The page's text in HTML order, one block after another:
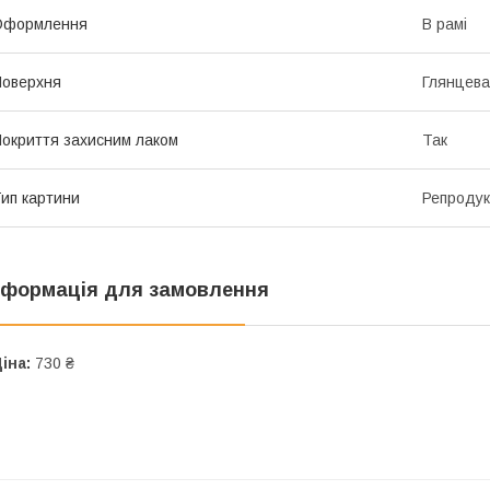
В рамі
Глянцева
захисним лаком Так
картини
для замовлення
730 ₴